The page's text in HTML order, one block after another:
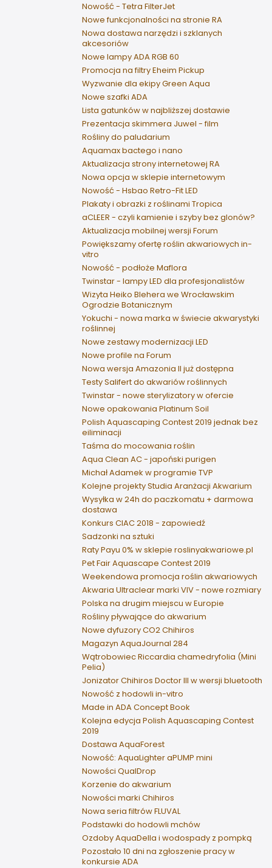
Nowość - Tetra FilterJet
Nowe funkcjonalności na stronie RA
Nowa dostawa narzędzi i szklanych
akcesoriów
Nowe lampy ADA RGB 60
Promocja na filtry Eheim Pickup
Wyzwanie dla ekipy Green Aqua
Nowe szafki ADA
Lista gatunków w najbliższej dostawie
Prezentacja skimmera Juwel - film
Rośliny do paludarium
Aquamax bactego i nano
Aktualizacja strony internetowej RA
Nowa opcja w sklepie internetowym
Nowość - Hsbao Retro-Fit LED
Plakaty i obrazki z roślinami Tropica
aCLEER - czyli kamienie i szyby bez glonów?
Aktualizacja mobilnej wersji Forum
Powiększamy ofertę roślin akwariowych in-
vitro
Nowość - podłoże Maflora
Twinstar - lampy LED dla profesjonalistów
Wizyta Heiko Blehera we Wrocławskim
Ogrodzie Botanicznym
Yokuchi - nowa marka w świecie akwarystyki
roślinnej
Nowe zestawy modernizacji LED
Nowe profile na Forum
Nowa wersja Amazonia II już dostępna
Testy Salifert do akwariów roślinnych
Twinstar - nowe sterylizatory w ofercie
Nowe opakowania Platinum Soil
Polish Aquascaping Contest 2019 jednak bez
eiliminacji
Taśma do mocowania roślin
Aqua Clean AC - japoński purigen
Michał Adamek w programie TVP
Kolejne projekty Studia Aranżacji Akwarium
Wysyłka w 24h do paczkomatu + darmowa
dostawa
Konkurs CIAC 2018 - zapowiedź
Sadzonki na sztuki
Raty Payu 0% w sklepie roslinyakwariowe.pl
Pet Fair Aquascape Contest 2019
Weekendowa promocja roślin akwariowych
Akwaria Ultraclear marki VIV - nowe rozmiary
Polska na drugim miejscu w Europie
Rośliny pływające do akwarium
Nowe dyfuzory CO2 Chihiros
Magazyn AquaJournal 284
Wątrobowiec Riccardia chamedryfolia (Mini
Pelia)
Jonizator Chihiros Doctor III w wersji bluetooth
Nowość z hodowli in-vitro
Made in ADA Concept Book
Kolejna edycja Polish Aquascaping Contest
2019
Dostawa AquaForest
Nowość: AquaLighter aPUMP mini
Nowości QualDrop
Korzenie do akwarium
Nowości marki Chihiros
Nowa seria filtrów FLUVAL
Podstawki do hodowli mchów
Ozdoby AquaDella i wodospady z pompką
Pozostało 10 dni na zgłoszenie pracy w
konkursie ADA